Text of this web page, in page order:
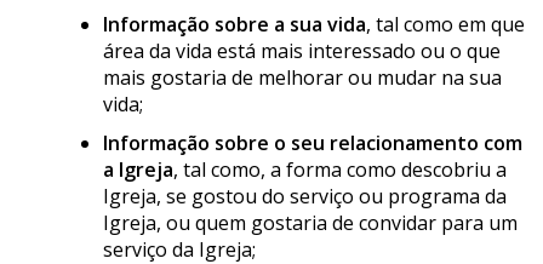
Informação sobre a sua vida, tal como em que
área da vida está mais interessado ou o que
mais gostaria de melhorar ou mudar na sua
vida;
Informação sobre o seu relacionamento com
a Igreja, tal como, a forma como descobriu a
Igreja, se gostou do serviço ou programa da
Igreja, ou quem gostaria de convidar para um
serviço da Igreja;